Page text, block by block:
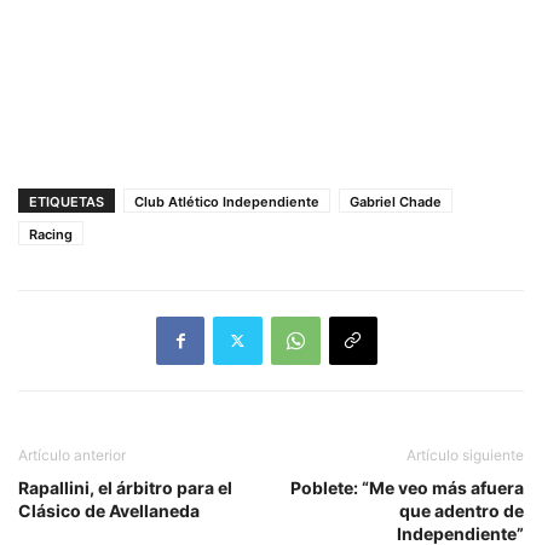
ETIQUETAS Club Atlético Independiente
Gabriel Chade
Racing
Artículo anterior
Rapallini, el árbitro para el
Clásico de Avellaneda
Artículo siguiente
Poblete: “Me veo más afuera
que adentro de
Independiente”